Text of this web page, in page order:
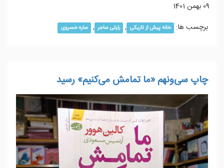
09 بهمن 1401
برچسب ها:
خانه پیش از تاریکی , رایلی ساجر , ساره خسروی
چاپ سی‌ونهم «ما تمامش می‌کنیم» رسید